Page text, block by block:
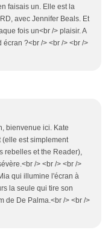
faisais un. Elle est la
avec Jennifer Beals. Et
fois un<br /> plaisir. A
?<br /> <br /> <br />
bienvenue ici. Kate
(elle est simplement
rebelles et the Reader),
/> <br /> <br />
qui illumine l'écran à
la seule qui tire son
de De Palma.<br /> <br />